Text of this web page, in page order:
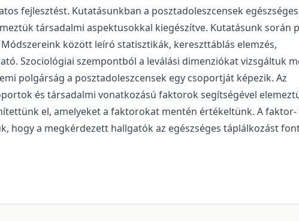
fejlesztést. Kutatásunkban a posztadoleszcensek
társadalmi aspektusokkal kiegészítve. Kutatásunk során
között leíró statisztikák, kereszttáblás elemzés,
Szociológiai szempontból a leválási dimenziókat vizsgáltuk
polgárság a posztadoleszcensek egy csoportját képezik. Az
és társadalmi vonatkozású faktorok segítségével
el, amelyeket a faktorokat mentén értékeltünk. A faktor-
hogy a megkérdezett hallgatók az egészséges táplálkozást